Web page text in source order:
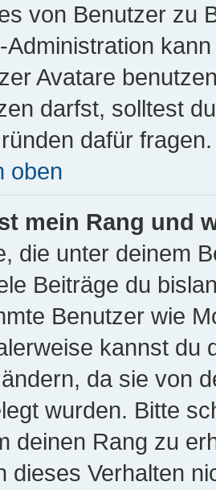
von Benutzer zu
Administration
Avatare
darfst, solltest
dafür fragen.
oben
mein Rang und
die unter deinem
Beiträge du
Benutzer wie
kannst du
da sie von
wurden. Bitte
deinen Rang zu
dieses Verhalten